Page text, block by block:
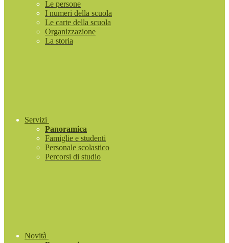
Le persone
I numeri della scuola
Le carte della scuola
Organizzazione
La storia
Servizi
Panoramica
Famiglie e studenti
Personale scolastico
Percorsi di studio
Novità